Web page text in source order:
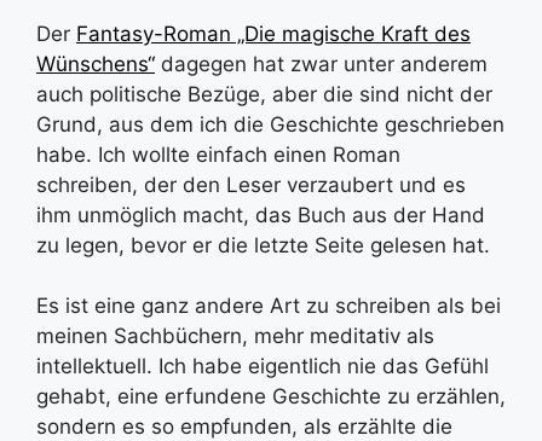
Der Fantasy-Roman „Die magische Kraft des
Wünschens“ dagegen hat zwar unter anderem
auch politische Bezüge, aber die sind nicht der
Grund, aus dem ich die Geschichte geschrieben
habe. Ich wollte einfach einen Roman
schreiben, der den Leser verzaubert und es
ihm unmöglich macht, das Buch aus der Hand
zu legen, bevor er die letzte Seite gelesen hat.
Es ist eine ganz andere Art zu schreiben als bei
meinen Sachbüchern, mehr meditativ als
intellektuell. Ich habe eigentlich nie das Gefühl
gehabt, eine erfundene Geschichte zu erzählen,
sondern es so empfunden, als erzählte die